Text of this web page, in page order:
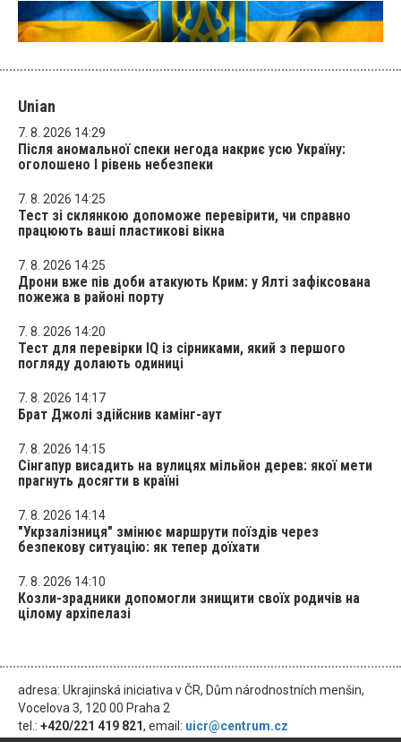
Unian
7. 8. 2026 14:29
Після аномальної спеки негода накриє усю Україну:
оголошено І рівень небезпеки
7. 8. 2026 14:25
Тест зі склянкою допоможе перевірити, чи справно
працюють ваші пластикові вікна
7. 8. 2026 14:25
Дрони вже пів доби атакують Крим: у Ялті зафіксована
пожежа в районі порту
7. 8. 2026 14:20
Тест для перевірки IQ із сірниками, який з першого
погляду долають одиниці
7. 8. 2026 14:17
Брат Джолі здійснив камінг-аут
7. 8. 2026 14:15
Сінгапур висадить на вулицях мільйон дерев: якої мети
прагнуть досягти в країні
7. 8. 2026 14:14
"Укрзалізниця" змінює маршрути поїздів через
безпекову ситуацію: як тепер доїхати
7. 8. 2026 14:10
Козли-зрадники допомогли знищити своїх родичів на
цілому архіпелазі
adresa: Ukrajinská iniciativa v ČR, Dům národnostních menšin,
Vocelova 3, 120 00 Praha 2
tel.: +420/221 419 821, email: uicr@centrum.cz